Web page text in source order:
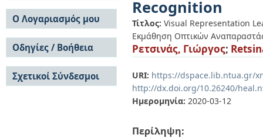
Recognition
Τίτλος: Visual Representation
Εκμάθηση Οπτικών
Ρετσινάς, Γιώργος;
URI: https://dspace.lib.ntua.gr/
http://dx.doi.org/10.26240/
Ημερομηνία: 2020-03-12
Περίληψη:
Σε όλο το DSpace
Κοινότητες & Συλλογές
Ανά Ημερομηνία
Έκδοσης
Συγγραφείς
Τίτλοι
Θέματα
Ο Λογαριασμός μου
Σύνδεση
Εγγραφή
Οδηγίες / Βοήθεια
Οδηγίες Υποβολής
Οδηγίες Χρήσης ΙΑ
Συχνές Ερωτήσεις
Σχετικοί Σύνδεσμοι